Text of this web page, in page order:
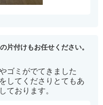
片付けもお任せください。
ゴミがでてきました
してくださりとてもあ
ております。